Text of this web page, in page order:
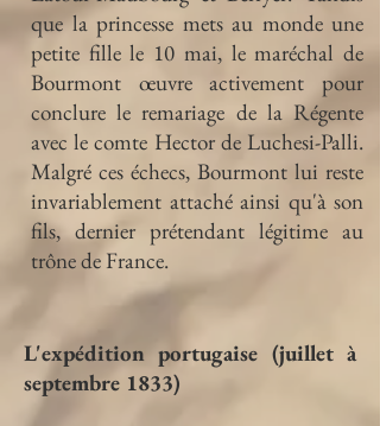
que la princesse mets au monde une
petite fille le 10 mai, le maréchal de
Bourmont œuvre activement pour
conclure le remariage de la Régente
avec le comte Hector de Luchesi-Palli.
Malgré ces échecs, Bourmont lui reste
invariablement attaché ainsi qu'à son
fils, dernier prétendant légitime au
trône de France.
L'expédition portugaise (juillet à
septembre 1833)